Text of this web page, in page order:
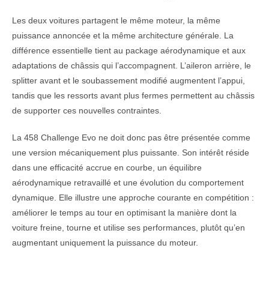
Les deux voitures partagent le même moteur, la même
puissance annoncée et la même architecture générale. La
différence essentielle tient au package aérodynamique et aux
adaptations de châssis qui l’accompagnent. L’aileron arrière, le
splitter avant et le soubassement modifié augmentent l’appui,
tandis que les ressorts avant plus fermes permettent au châssis
de supporter ces nouvelles contraintes.
La 458 Challenge Evo ne doit donc pas être présentée comme
une version mécaniquement plus puissante. Son intérêt réside
dans une efficacité accrue en courbe, un équilibre
aérodynamique retravaillé et une évolution du comportement
dynamique. Elle illustre une approche courante en compétition :
améliorer le temps au tour en optimisant la manière dont la
voiture freine, tourne et utilise ses performances, plutôt qu’en
augmentant uniquement la puissance du moteur.